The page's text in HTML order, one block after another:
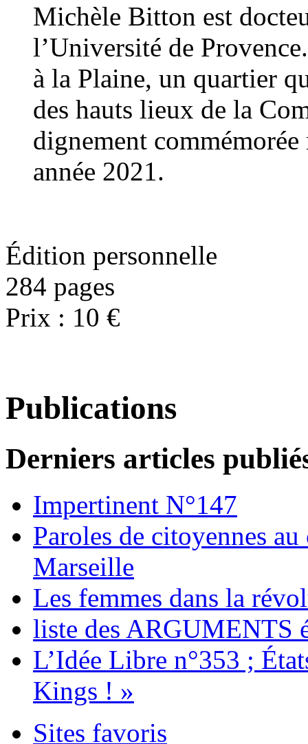
Michèle Bitton est
l’Université de
à la Plaine, un quartier
des hauts lieux de la
dignement
année 2021.
Édition personnelle
284 pages
Prix : 10 €
Publications
Derniers articles
Impertinent N°147
Paroles de citoyennes
Marseille
Les femmes dans la
liste des ARGUMENTS
L’Idée Libre n°353 ;
Kings ! »
Sites favoris